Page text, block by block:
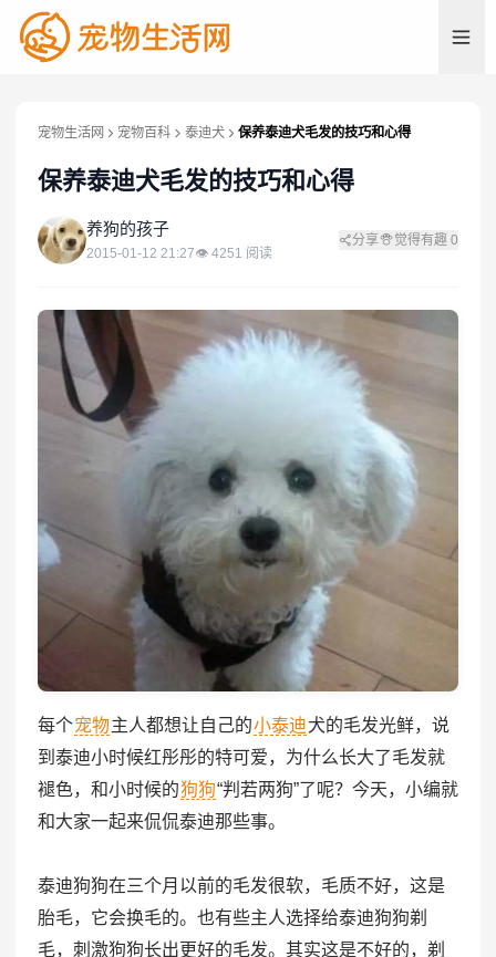
宠物生活网 宠物百科 泰迪犬 保养泰迪犬毛发的技巧和心得
保养泰迪犬毛发的技巧和心得
养 养狗的孩子
2015-01-12 21:27👁 4251 阅读
分享 觉得有趣 0
每个宠物主人都想让自己的小泰迪犬的毛发光鲜，说
到泰迪小时候红彤彤的特可爱，为什么长大了毛发就
褪色，和小时候的狗狗“判若两狗”了呢？今天，小编就
和大家一起来侃侃泰迪那些事。
泰迪狗狗在三个月以前的毛发很软，毛质不好，这是
胎毛，它会换毛的。也有些主人选择给泰迪狗狗剃
毛，刺激狗狗长出更好的毛发。其实这是不好的，剃